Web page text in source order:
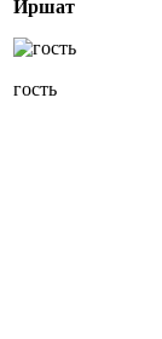
Иршат
гость